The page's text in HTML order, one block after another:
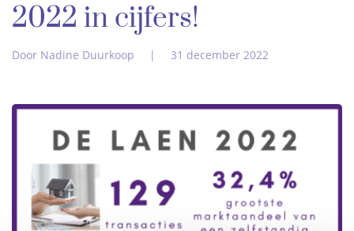
2022 in cijfers!
Door Nadine Duurkoop | 31 december 2022